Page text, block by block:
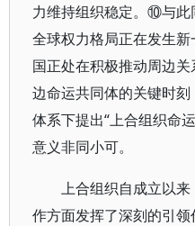
力维持组织稳定。⑩与此
全球权力格局正在发生
国正处在积极推动周边
边命运共同体的关键时
体系下提出“上合组织命
意义非同小可。
上合组织自成立以
作方面发挥了深刻的引